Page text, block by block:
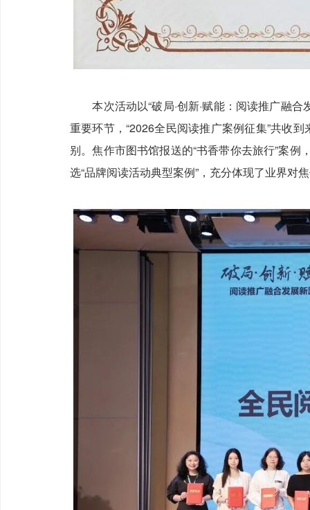
本次活动以“破局·创新·赋能：阅读推广融合
重要环节，“2026全民阅读推广案例征集”共收
别。焦作市图书馆报送的“书香带你去旅行”案
选“品牌阅读活动典型案例”，充分体现了业界对